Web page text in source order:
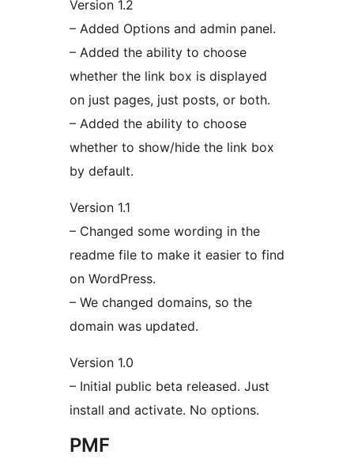
Version 1.2
– Added Options and admin panel.
– Added the ability to choose
whether the link box is displayed
on just pages, just posts, or both.
– Added the ability to choose
whether to show/hide the link box
by default.
Version 1.1
– Changed some wording in the
readme file to make it easier to find
on WordPress.
– We changed domains, so the
domain was updated.
Version 1.0
– Initial public beta released. Just
install and activate. No options.
PMF